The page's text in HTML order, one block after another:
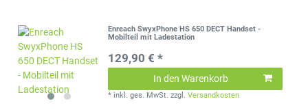
Enreach SwyxPhone HS 650 DECT Handset -
Mobilteil mit Ladestation
129,90 € *
In den Warenkorb
* inkl. ges. MwSt. zzgl.Versandkosten